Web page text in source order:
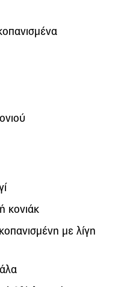
κονιάκ
με λίγη